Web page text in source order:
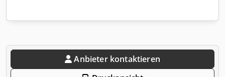
Anbieter kontaktieren